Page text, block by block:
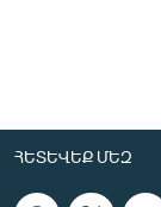
ՀԵՏԵՎԵՔ ՄԵԶ